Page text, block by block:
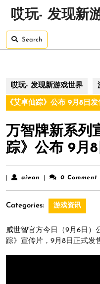
哎玩- 发现新
Search
哎玩- 发现新游戏世界
《艾卓仙踪》公布 9月8日发
万智牌新系列
踪》公布 9月
aiwan aiwan 0 Comment
Categories: 游戏资讯
威世智官方今日（9月6日）
踪》宣传片，9月8日正式发